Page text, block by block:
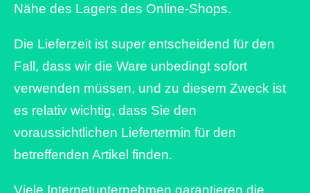
Nähe des Lagers des Online-Shops.
Die Lieferzeit ist super entscheidend für den
Fall, dass wir die Ware unbedingt sofort
verwenden müssen, und zu diesem Zweck ist
es relativ wichtig, dass Sie den
voraussichtlichen Liefertermin für den
betreffenden Artikel finden.
Viele Internetunternehmen garantieren die